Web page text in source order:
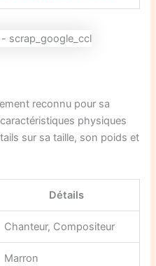
reconnu pour sa
physiques
sur sa taille, son poids et
Détails
Chanteur, Compositeur
Marron